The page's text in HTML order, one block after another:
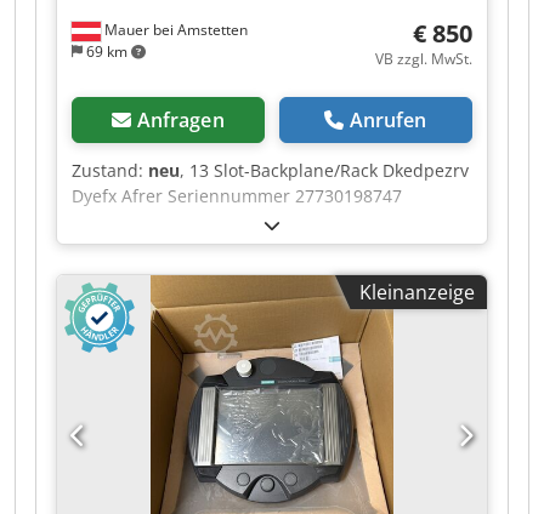
Mauer bei Amstetten
69 km
€ 850
VB zzgl. MwSt.
Anfragen Anrufen
Zustand: neu, 13 Slot-Backplane/Rack Dkedpezrv
Dyefx Afrer Seriennummer 27730198747
Kleinanzeige